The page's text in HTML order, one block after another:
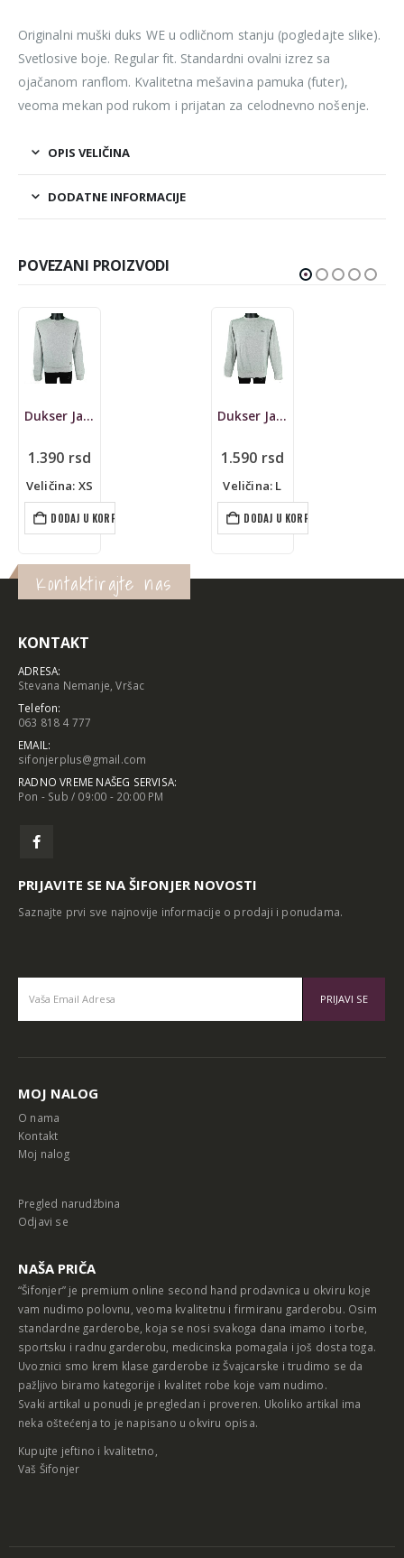
Originalni muški duks WE u odličnom stanju (pogledajte slike).
Svetlosive boje. Regular fit. Standardni ovalni izrez sa
ojačanom ranflom. Kvalitetna mešavina pamuka (futer),
veoma mekan pod rukom i prijatan za celodnevno nošenje.
OPIS VELIČINA
DODATNE INFORMACIJE
POVEZANI PROIZVODI
Dukser Jack & Jones
1.390 rsd
Veličina: XS
DODAJ U KORPU
Dukser Jack & Jones
1.590 rsd
Veličina: L
DODAJ U KORPU
Kontaktirajte nas
KONTAKT
ADRESA:
Stevana Nemanje, Vršac
Telefon:
063 818 4 777
EMAIL:
sifonjerplus@gmail.com
RADNO VREME NAŠEG SERVISA:
Pon - Sub / 09:00 - 20:00 PM
PRIJAVITE SE NA ŠIFONJER NOVOSTI
Saznajte prvi sve najnovije informacije o prodaji i ponudama.
MOJ NALOG
O nama
Kontakt
Moj nalog
Pregled narudžbina
Odjavi se
NAŠA PRIČA
“Šifonjer” je premium online second hand prodavnica u okviru koje
vam nudimo polovnu, veoma kvalitetnu i firmiranu garderobu. Osim
standardne garderobe, koja se nosi svakoga dana imamo i torbe,
sportsku i radnu garderobu, medicinska pomagala i još dosta toga.
Uvoznici smo krem klase garderobe iz Švajcarske i trudimo se da
pažljivo biramo kategorije i kvalitet robe koje vam nudimo.
Svaki artikal u ponudi je pregledan i proveren. Ukoliko artikal ima
neka oštećenja to je napisano u okviru opisa.
Kupujte jeftino i kvalitetno,
Vaš Šifonjer